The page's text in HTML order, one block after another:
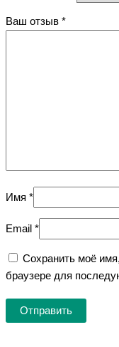
Ваш отзыв *
Имя *
Email *
Сохранить моё
браузере для